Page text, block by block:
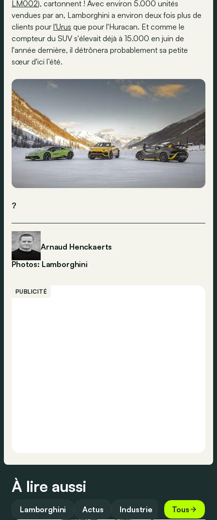
LM002), cartonnent ! Avec environ 5.000 unités
vendues par an, Lamborghini a environ deux fois plus de
clients pour l'Urus que pour l'Huracan. Et comme le
compteur du SUV s'élevait déjà à 15.000 en juin de
l'année dernière, il détrônera probablement sa petite
sœur d'ici l’été.
?
Arnaud Henckaerts
Photos: Lamborghini
PUBLICITÉ
À lire aussi
Lamborghini Actus Industrie Tous